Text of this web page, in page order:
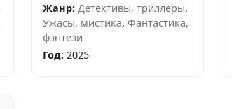
Жанр: Детективы, триллеры,
Ужасы, мистика, Фантастика,
фэнтези
Год:2025